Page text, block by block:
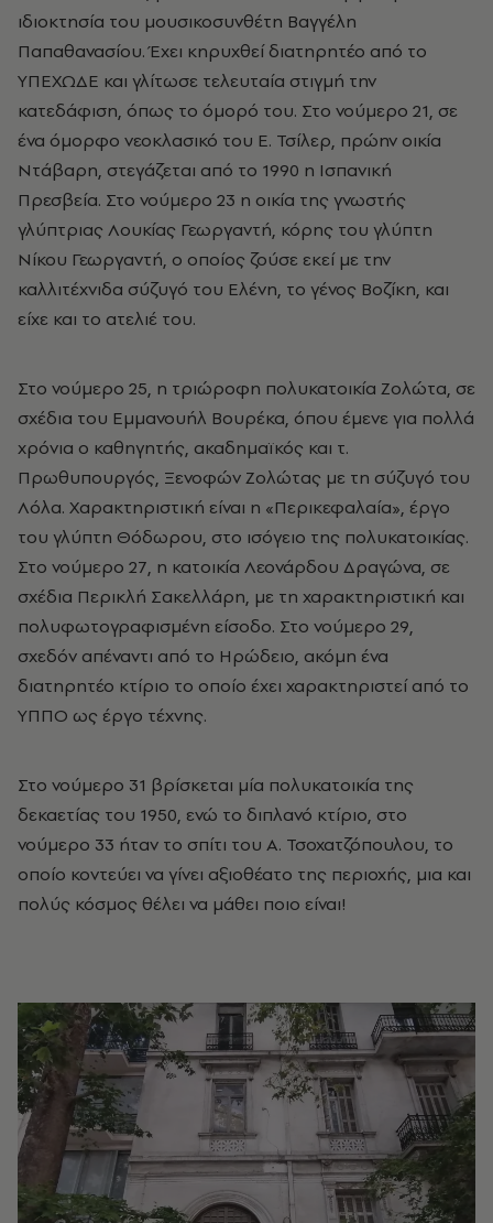
ιδιοκτησία του μουσικοσυνθέτη Βαγγέλη
Παπαθανασίου. Έχει κηρυχθεί διατηρητέο από το
ΥΠΕΧΩΔΕ και γλίτωσε τελευταία στιγμή την
κατεδάφιση, όπως το όμορό του. Στο νούμερο 21, σε
ένα όμορφο νεοκλασικό του Ε. Τσίλερ, πρώην οικία
Ντάβαρη, στεγάζεται από το 1990 η Ισπανική
Πρεσβεία. Στο νούμερο 23 η οικία της γνωστής
γλύπτριας Λουκίας Γεωργαντή, κόρης του γλύπτη
Νίκου Γεωργαντή, ο οποίος ζούσε εκεί με την
καλλιτέχνιδα σύζυγό του Ελένη, το γένος Βοζίκη, και
είχε και το ατελιέ του.
Στο νούμερο 25, η τριώροφη πολυκατοικία Ζολώτα, σε
σχέδια του Εμμανουήλ Βουρέκα, όπου έμενε για πολλά
χρόνια ο καθηγητής, ακαδημαϊκός και τ.
Πρωθυπουργός, Ξενοφών Ζολώτας με τη σύζυγό του
Λόλα. Χαρακτηριστική είναι η «Περικεφαλαία», έργο
του γλύπτη Θόδωρου, στο ισόγειο της πολυκατοικίας.
Στο νούμερο 27, η κατοικία Λεονάρδου Δραγώνα, σε
σχέδια Περικλή Σακελλάρη, με τη χαρακτηριστική και
πολυφωτογραφισμένη είσοδο. Στο νούμερο 29,
σχεδόν απέναντι από το Ηρώδειο, ακόμη ένα
διατηρητέο κτίριο το οποίο έχει χαρακτηριστεί από το
ΥΠΠΟ ως έργο τέχνης.
Στο νούμερο 31 βρίσκεται μία πολυκατοικία της
δεκαετίας του 1950, ενώ το διπλανό κτίριο, στο
νούμερο 33 ήταν το σπίτι του Α. Τσοχατζόπουλου, το
οποίο κοντεύει να γίνει αξιοθέατο της περιοχής, μια και
πολύς κόσμος θέλει να μάθει ποιο είναι!